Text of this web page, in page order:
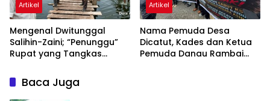
Artikel
Mengenal Dwitunggal
Salihin-Zaini; “Penunggu”
Rupat yang Tangkas
Artikel
Nama Pemuda Desa
Dicatut, Kades dan Ketua
Pemuda Danau Rambai
Baca Juga